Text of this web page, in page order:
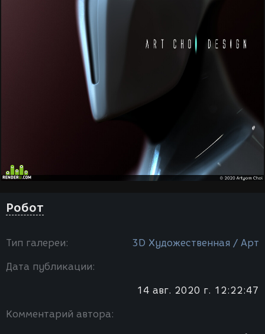
Робот
Тип галереи: 3D Художественная / Арт
Дата публикации:
14 авг. 2020 г. 12:22:47
Комментарий автора: